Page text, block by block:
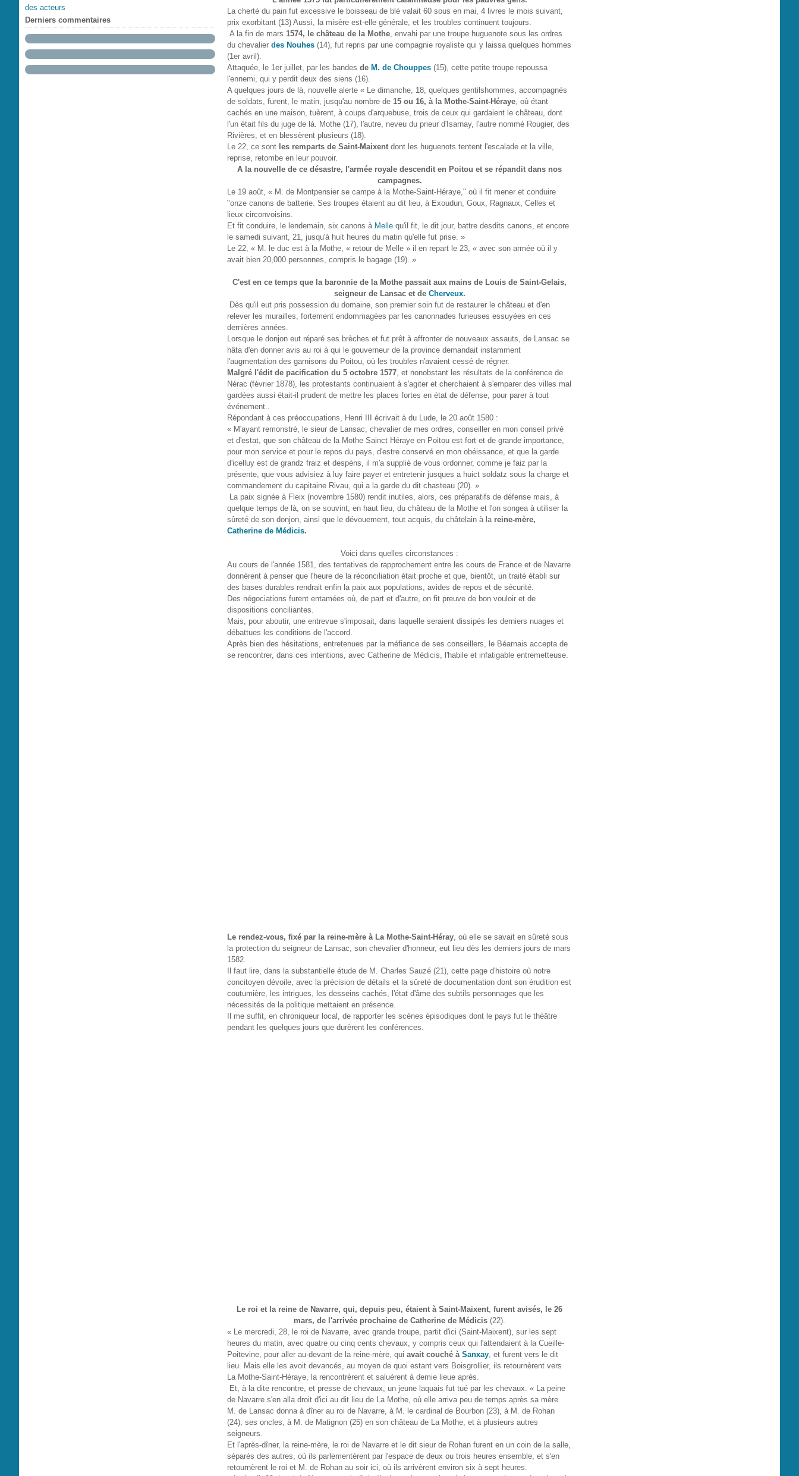
des acteurs
Derniers commentaires
La cherté du pain fut excessive le boisseau de blé valait 60 sous en mai, 4 livres le mois suivant,
prix exorbitant (13) Aussi, la misère est-elle générale, et les troubles continuent toujours.
A la fin de mars 1574, le château de la Mothe, envahi par une troupe huguenote sous les ordres
du chevalier des Nouhes (14), fut repris par une compagnie royaliste qui y laissa quelques hommes
(1er avril).
Attaquée, le 1er juillet, par les bandes de M. de Chouppes (15), cette petite troupe repoussa
l'ennemi, qui y perdit deux des siens (16).
A quelques jours de là, nouvelle alerte « Le dimanche, 18, quelques gentilshommes, accompagnés
de soldats, furent, le matin, jusqu'au nombre de 15 ou 16, à la Mothe-Saint-Héraye, où étant
cachés en une maison, tuèrent, à coups d'arquebuse, trois de ceux qui gardaient le château, dont
l'un était fils du juge de là. Mothe (17), l'autre, neveu du prieur d'Isarnay, l'autre nommé Rougier, des
Rivières, et en blessèrent plusieurs (18).
Le 22, ce sont les remparts de Saint-Maixent dont les huguenots tentent l'escalade et la ville,
reprise, retombe en leur pouvoir.
A la nouvelle de ce désastre, l'armée royale descendit en Poitou et se répandit dans nos
campagnes.
Le 19 août, « M. de Montpensier se campe à la Mothe-Saint-Héraye," où il fit mener et conduire
"onze canons de batterie. Ses troupes étaient au dit lieu, à Exoudun, Goux, Ragnaux, Celles et
lieux circonvoisins.
Et fit conduire, le lendemain, six canons à Melle qu'il fit, le dit jour, battre desdits canons, et encore
le samedi suivant, 21, jusqu'à huit heures du matin qu'elle fut prise. »
Le 22, « M. le duc est à la Mothe, « retour de Melle » il en repart le 23, « avec son armée où il y
avait bien 20,000 personnes, compris le bagage (19). »
C'est en ce temps que la baronnie de la Mothe passait aux mains de Louis de Saint-Gelais,
seigneur de Lansac et de Cherveux.
Dès qu'il eut pris possession du domaine, son premier soin fut de restaurer le château et d'en
relever les murailles, fortement endommagées par les canonnades furieuses essuyées en ces
dernières années.
Lorsque le donjon eut réparé ses brèches et fut prêt à affronter de nouveaux assauts, de Lansac se
hâta d'en donner avis au roi à qui le gouverneur de la province demandait instamment
l'augmentation des garnisons du Poitou, où les troubles n'avaient cessé de régner.
Malgré l'édit de pacification du 5 octobre 1577, et nonobstant les résultats de la conférence de
Nérac (février 1878), les protestants continuaient à s'agiter et cherchaient à s'emparer des villes mal
gardées aussi était-il prudent de mettre les places fortes en état de défense, pour parer à tout
événement..
Répondant à ces préoccupations, Henri III écrivait à du Lude, le 20 août 1580 :
« M'ayant remonstré, le sieur de Lansac, chevalier de mes ordres, conseiller en mon conseil privé
et d'estat, que son château de la Mothe Sainct Héraye en Poitou est fort et de grande importance,
pour mon service et pour le repos du pays, d'estre conservé en mon obéissance, et que la garde
d'icelluy est de grandz fraiz et despéns, il m'a supplié de vous ordonner, comme je faiz par la
présente, que vous advisiez à luy faire payer et entretenir jusques a huict soldatz sous la charge et
commandement du capitaine Rivau, qui a la garde du dit chasteau (20). »
La paix signée à Fleix (novembre 1580) rendit inutiles, alors, ces préparatifs de défense mais, à
quelque temps de là, on se souvint, en haut lieu, du château de la Mothe et l'on songea à utiliser la
sûreté de son donjon, ainsi que le dévouement, tout acquis, du châtelain à la reine-mère,
Catherine de Médicis.
Voici dans quelles circonstances :
Au cours de l'année 1581, des tentatives de rapprochement entre les cours de France et de Navarre
donnèrent à penser que l'heure de la réconciliation était proche et que, bientôt, un traité établi sur
des bases durables rendrait enfin la paix aux populations, avides de repos et de sécurité.
Des négociations furent entamées où, de part et d'autre, on fit preuve de bon vouloir et de
dispositions conciliantes.
Mais, pour aboutir, une entrevue s'imposait, dans laquelle seraient dissipés les derniers nuages et
débattues les conditions de l'accord.
Après bien des hésitations, entretenues par la méfiance de ses conseillers, le Béarnais accepta de
se rencontrer, dans ces intentions, avec Catherine de Médicis, l'habile et infatigable entremetteuse.
Le rendez-vous, fixé par la reine-mère à La Mothe-Saint-Héray, où elle se savait en sûreté sous
la protection du seigneur de Lansac, son chevalier d'honneur, eut lieu dès les derniers jours de mars
1582.
Il faut lire, dans la substantielle étude de M. Charles Sauzé (21), cette page d'histoire où notre
concitoyen dévoile, avec la précision de détails et la sûreté de documentation dont son érudition est
coutumière, les intrigues, les desseins cachés, l'état d'âme des subtils personnages que les
nécessités de la politique mettaient en présence.
Il me suffit, en chroniqueur local, de rapporter les scènes épisodiques dont le pays fut le théâtre
pendant les quelques jours que durèrent les conférences.
Le roi et la reine de Navarre, qui, depuis peu, étaient à Saint-Maixent, furent avisés, le 26
mars, de l'arrivée prochaine de Catherine de Médicis (22).
« Le mercredi, 28, le roi de Navarre, avec grande troupe, partit d'ici (Saint-Maixent), sur les sept
heures du matin, avec quatre ou cinq cents chevaux, y compris ceux qui l'attendaient à la Cueille-
Poitevine, pour aller au-devant de la reine-mère, qui avait couché à Sanxay, et furent vers le dit
lieu. Mais elle les avoit devancés, au moyen de quoi estant vers Boisgrollier, ils retournèrent vers
La Mothe-Saint-Héraye, la rencontrèrent et saluèrent à demie lieue après.
Et, à la dite rencontre, et presse de chevaux, un jeune laquais fut tué par les chevaux. « La peine
de Navarre s'en alla droit d'ici au dit lieu de La Mothe, où elle arriva peu de temps après sa mère.
M. de Lansac donna à dîner au roi de Navarre, à M. le cardinal de Bourbon (23), à M. de Rohan
(24), ses oncles, à M. de Matignon (25) en son château de La Mothe, et à plusieurs autres
seigneurs.
Et l'après-dîner, la reine-mère, le roi de Navarre et le dit sieur de Rohan furent en un coin de la salle,
séparés des autres, où ils parlementèrent par l'espace de deux ou trois heures ensemble, et s'en
retournèrent le roi et M. de Rohan au soir ici, où ils arrivèrent environ six à sept heures.